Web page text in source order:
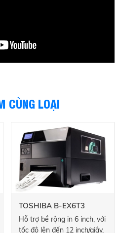
CÙNG LOẠI
TOSHIBA B-EX6T3
Hỗ trợ bề rộng in 6 inch, với
tốc độ lên đến 12 inch/giây,